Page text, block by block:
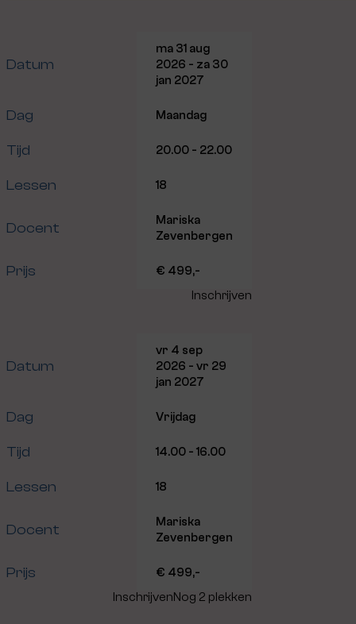
Datum
ma 31 aug
2026 - za 30
jan 2027
Dag Maandag
Tijd 20.00 - 22.00
Lessen 18
Docent
Mariska
Zevenbergen
Prijs € 499,-
Inschrijven
Datum
vr 4 sep
2026 - vr 29
jan 2027
Dag Vrijdag
Tijd 14.00 - 16.00
Lessen 18
Docent
Mariska
Zevenbergen
Prijs € 499,-
InschrijvenNog 2 plekken